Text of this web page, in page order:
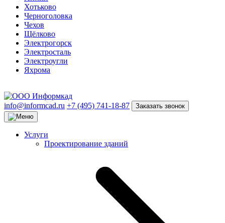
Хотьково
Черноголовка
Чехов
Щёлково
Электрогорск
Электросталь
Электроугли
Яхрома
info@informcad.ru +7 (495) 741-18-87 Заказать звонок
Услуги
Проектирование зданий